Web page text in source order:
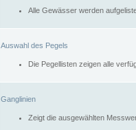
Alle Gewässer werden
Auswahl des Pegels
Die Pegellisten zeigen alle
Ganglinien
Zeigt die ausgewählten